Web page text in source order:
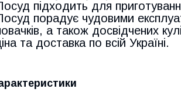
підходить для
порадує чудовими
а також досвідчених
та доставка по всій Україні.